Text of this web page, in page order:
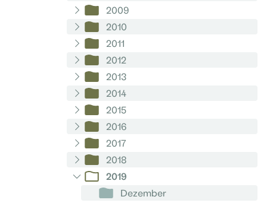
2009
2010
2011
2012
2013
2014
2015
2016
2017
2018
2019
Dezember